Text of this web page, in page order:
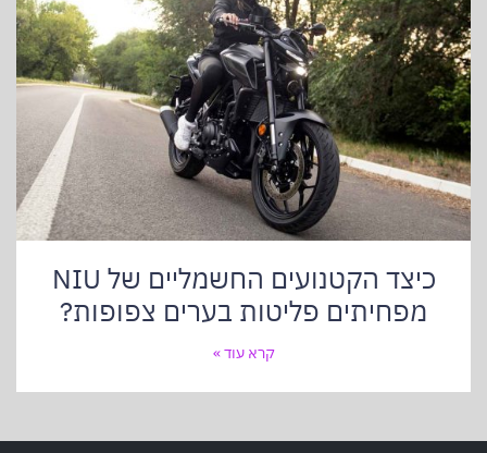
כיצד הקטנועים החשמליים של NIU
מפחיתים פליטות בערים צפופות?
קרא עוד »